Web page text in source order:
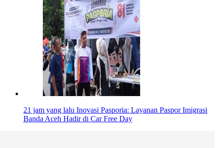
21 jam yang lalu Inovasi Pasporia: Layanan Paspor Imigrasi
Banda Aceh Hadir di Car Free Day